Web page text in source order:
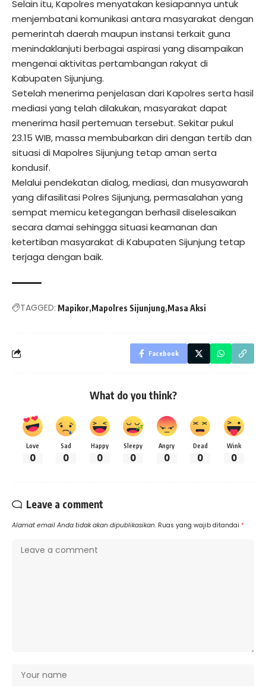
Selain itu, Kapolres menyatakan kesiapannya untuk
menjembatani komunikasi antara masyarakat dengan
pemerintah daerah maupun instansi terkait guna
menindaklanjuti berbagai aspirasi yang disampaikan
mengenai aktivitas pertambangan rakyat di
Kabupaten Sijunjung.
Setelah menerima penjelasan dari Kapolres serta hasil
mediasi yang telah dilakukan, masyarakat dapat
menerima hasil pertemuan tersebut. Sekitar pukul
23.15 WIB, massa membubarkan diri dengan tertib dan
situasi di Mapolres Sijunjung tetap aman serta
kondusif.
Melalui pendekatan dialog, mediasi, dan musyawarah
yang difasilitasi Polres Sijunjung, permasalahan yang
sempat memicu ketegangan berhasil diselesaikan
secara damai sehingga situasi keamanan dan
ketertiban masyarakat di Kabupaten Sijunjung tetap
terjaga dengan baik.
TAGGED: Mapikor Mapolres Sijunjung Masa Aksi
Facebook
What do you think?
Love
0
Sad
0
Happy
0
Sleepy
0
Angry
0
Dead
0
Wink
0
Leave a comment
Alamat email Anda tidak akan dipublikasikan. Ruas yang wajib ditandai *